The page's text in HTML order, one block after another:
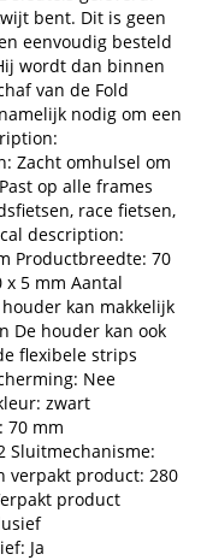
bent. Dit is geen
eenvoudig besteld
wordt dan binnen
van de Fold
nodig om een
Zacht omhulsel om
op alle frames
race fietsen,
description:
Productbreedte: 70
x 5 mm Aantal
kan makkelijk
De houder kan ook
flexibele strips
Nee
zwart
70 mm
Sluitmechanisme:
verpakt product: 280
product
Ja